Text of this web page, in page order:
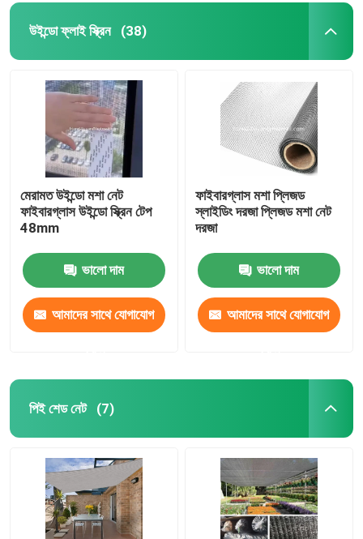
উইন্ডো ফ্লাই স্ক্রিন (38)
মেরামত উইন্ডো মশা নেট
ফাইবারগ্লাস উইন্ডো স্ক্রিন টেপ
48mm
ভালো দাম
আমাদের সাথে যোগাযোগ
ফাইবারগ্লাস মশা প্লিজড
স্লাইডিং দরজা প্লিজড মশা নেট
দরজা
ভালো দাম
আমাদের সাথে যোগাযোগ
পিই শেড নেট (7)